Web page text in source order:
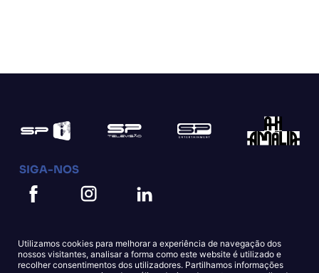
SIGA-NOS
Utilizamos cookies para melhorar a experiência de navegação dos
nossos visitantes, analisar a forma como este website é utilizado e
recolher consentimentos dos utilizadores. Partilhamos informações